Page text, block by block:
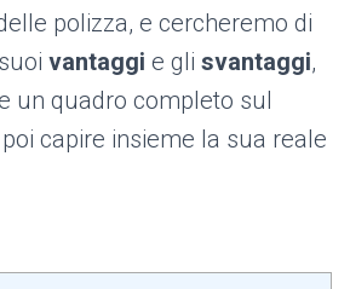
polizza, e cercheremo di
vantaggi e gli svantaggi,
un quadro completo sul
capire insieme la sua reale